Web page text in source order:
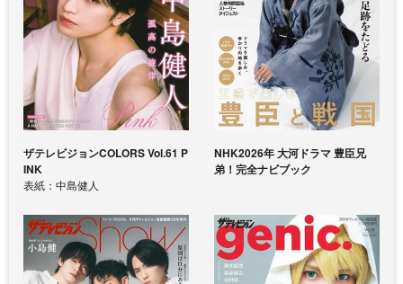
ザテレビジョンCOLORS Vol.61 P
INK
表紙：中島健人
NHK2026年 大河ドラマ 豊臣兄
弟！完全ナビブック